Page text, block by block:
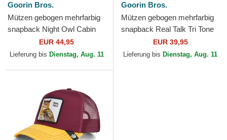
Goorin Bros.
Mützen gebogen mehrfarbig
snapback Night Owl Cabin
Fever Homestead The Farm
Goorin Bros.
EUR 44,95
Lieferung bis Dienstag, Aug. 11
Goorin Bros.
Mützen gebogen mehrfarbig
snapback Real Talk Tri Tone
The Farm Goorin Bros.
EUR 39,95
Lieferung bis Dienstag, Aug. 11